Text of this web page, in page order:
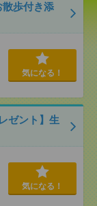
散歩付き添
気になる！
ゼント】生
気になる！